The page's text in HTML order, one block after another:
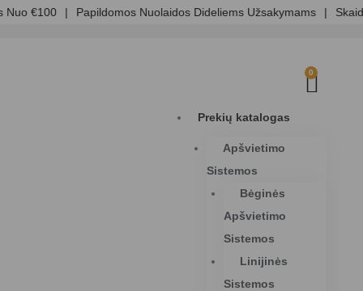
€100 | Papildomos Nuolaidos Dideliems Užsakymams |
0
Prekių katalogas
Apšvietimo
Sistemos
Bėginės
Apšvietimo
Sistemos
Linijinės
Sistemos